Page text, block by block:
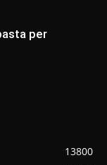
per
13800